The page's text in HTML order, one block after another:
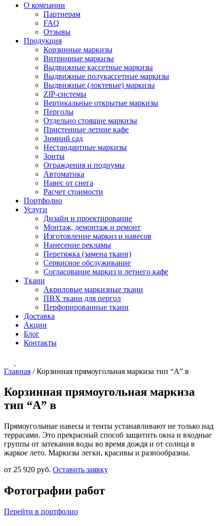
О компании
Партнерам
FAQ
Отзывы
Продукция
Корзинные маркизы
Витринные маркизы
Выдвижные кассетные маркизы
Выдвижные полукассетные маркизы
Выдвижные (локтевые) маркизы
ZIP-системы
Вертикальные открытые маркизы
Перголы
Отдельно стоящие маркизы
Пристенные летние кафе
Зимний сад
Нестандартные маркизы
Зонты
Ограждения и подиумы
Автоматика
Навес от снега
Расчет стоимости
Портфолио
Услуги
Дизайн и проектирование
Монтаж, демонтаж и ремонт
Изготовление маркиз и навесов
Нанесение рекламы
Перетяжка (замена ткани)
Сервисное обслуживание
Согласование маркиз и летнего кафе
Ткани
Акриловые маркизные ткани
ПВХ ткани для пергол
Перфорированные ткани
Доставка
Акции
Блог
Контакты
Главная /Корзинная прямоугольная маркиза тип “А” в
Корзинная прямоугольная маркиза
тип “А” в
Прямоугольные навесы и тенты устанавливают не только над
террасами. Это прекрасный способ защитить окна и входные
группы от затекания воды во время дождя и от солнца в
жаркое лето. Маркизы легки, красивы и разнообразны.
от 25 920 руб. Оставить заявку
Фотографии работ
Перейти в портфолио